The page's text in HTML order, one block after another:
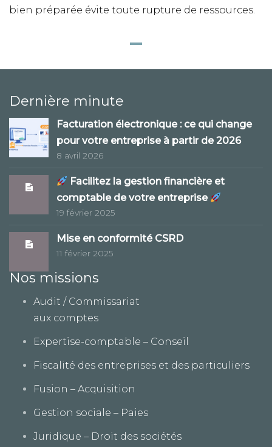
bien préparée évite toute rupture de ressources.
Dernière minute
Facturation électronique : ce qui change
pour votre entreprise à partir de 2026
8 avril 2026
Facilitez la gestion financière et
comptable de votre entreprise
19 février 2025
Mise en conformité CSRD
11 février 2025
Nos missions
Audit / Commissariat
aux comptes
Expertise-comptable – Conseil
Fiscalité des entreprises et des particuliers
Fusion – Acquisition
Gestion sociale – Paies
Juridique – Droit des sociétés